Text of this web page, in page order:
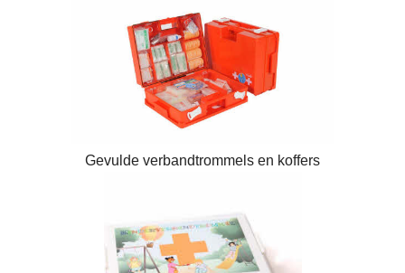
Gevulde verbandtrommels en koffers